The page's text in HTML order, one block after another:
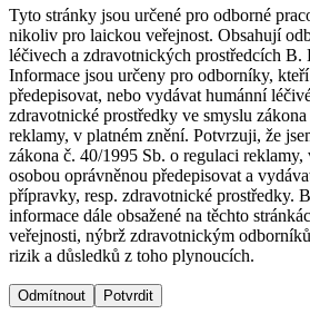
Prevence a kontrola
Uzavírání ran
Řešení
Terapie
Dialyzační střediska​
B. Braun Avitum poskytuje kvalitní
svých střediscích v České republice.
dozvíte na stránkách jednotlivých
Nabídky pracovních míst
Objevte své kariérní příležitosti ​v B.
práce​ pro zajímavé pozice.​
Odpovědnost
Média
Kontakt
Tyto stránky jsou určené pro odborné
nikoliv pro laickou veřejnost. Obsahují
léčivech a zdravotnických prostředcích B.
Informace jsou určeny pro odborníky,
předepisovat, nebo vydávat humánní
zdravotnické prostředky ve smyslu
reklamy, v platném znění. Potvrzuji, že
zákona č. 40/1995 Sb. o regulaci
osobou oprávněnou předepisovat a
přípravky, resp. zdravotnické prostředky.
informace dále obsažené na těchto
veřejnosti, nýbrž zdravotnickým
rizik a důsledků z toho plynoucích.
Odmítnout Potvrdit